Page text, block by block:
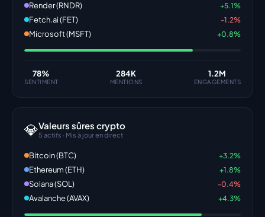
Render (RNDR) +5.1%
Fetch.ai (FET) -1.2%
Microsoft (MSFT) +0.8%
78%
SENTIMENT
284K
MENTIONS
1.2M
ENGAGEMENTS
💎Valeurs sûres crypto
5 actifs · Mis à jour en direct
Bitcoin (BTC) +3.2%
Ethereum (ETH) +1.8%
Solana (SOL) -0.4%
Avalanche (AVAX) +4.3%